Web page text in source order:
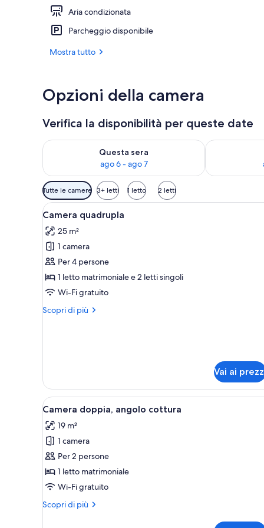
Aria condizionata
Parcheggio disponibile
Mostra tutto
Opzioni della camera
Verifica la disponibilità per queste date
Questa sera
ago 6 - ago 7
Verifica la disponibilità per questa sera, ago 6 - ago 7
Verifica la
Filtri
disponibili
per
le
camere
Tutte le camere 3+ letti 1 letto 2 letti
Apri
tutte
le
foto
per
Camera
quadrupla
Camera d'albergo moderna
5
Camera quadrupla
25 m²
1 camera
Per 4 persone
1 letto matrimoniale e 2 letti singoli
Wi-Fi gratuito
Scopri di più
Altri
Vai ai
Apri
tutte
le
foto
per
Camera
doppia,
cottura
Una camera d'albergo con
5
Camera doppia, angolo cottura
19 m²
1 camera
Per 2 persone
1 letto matrimoniale
Wi-Fi gratuito
Scopri di più
Altri